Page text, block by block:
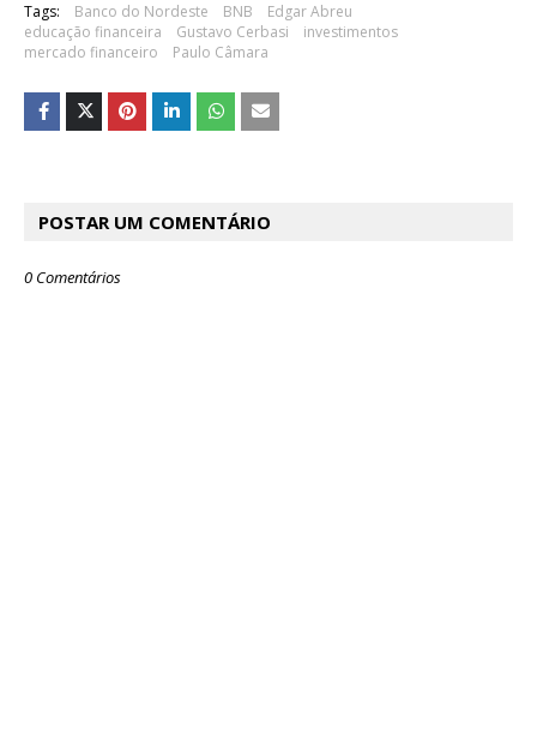
Tags: Banco do Nordeste BNB
Edgar Abreu
educação financeira
Gustavo Cerbasi
investimentos
mercado financeiro
Paulo Câmara
POSTAR UM COMENTÁRIO
0 Comentários